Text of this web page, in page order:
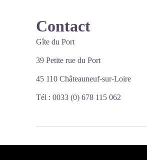
Contact
Gîte du Port
39 Petite rue du Port
45 110 Châteauneuf-sur-Loire
Tél : 0033 (0) 678 115 062